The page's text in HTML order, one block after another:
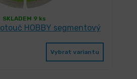
SKLADEM 9 ks
HOBBY segmentový
Vybrat variantu